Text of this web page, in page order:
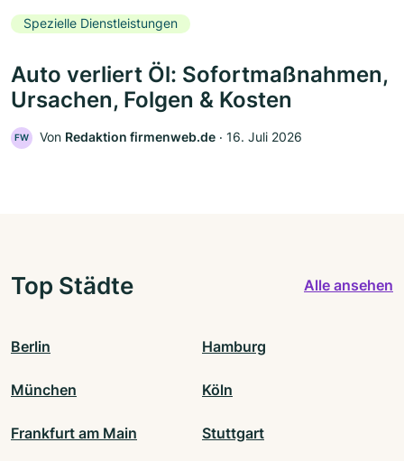
Spezielle Dienstleistungen
Auto verliert Öl: Sofortmaßnahmen,
Ursachen, Folgen & Kosten
FW Von Redaktion firmenweb.de ‧ 16. Juli 2026
Top Städte Alle ansehen
Berlin Hamburg
München Köln
Frankfurt am Main Stuttgart